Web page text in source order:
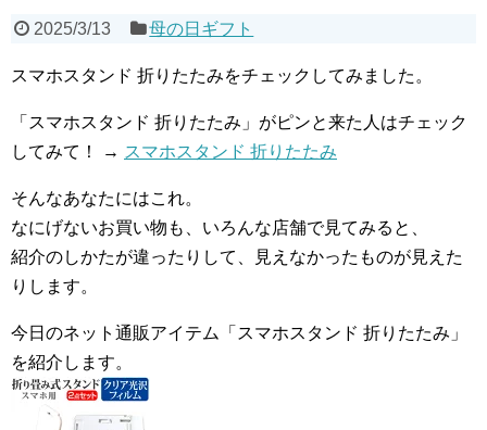
2025/3/13 母の日ギフト
スマホスタンド 折りたたみをチェックしてみました。
「スマホスタンド 折りたたみ」がピンと来た人はチェック
してみて！ → スマホスタンド 折りたたみ
そんなあなたにはこれ。
なにげないお買い物も、いろんな店舗で見てみると、
紹介のしかたが違ったりして、見えなかったものが見えた
りします。
今日のネット通販アイテム「スマホスタンド 折りたたみ」
を紹介します。